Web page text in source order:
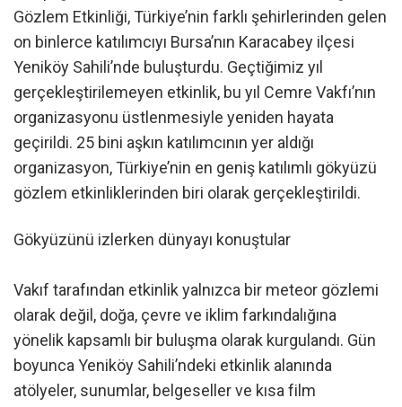
Gözlem Etkinliği, Türkiye’nin farklı şehirlerinden gelen
on binlerce katılımcıyı Bursa’nın Karacabey ilçesi
Yeniköy Sahili’nde buluşturdu. Geçtiğimiz yıl
gerçekleştirilemeyen etkinlik, bu yıl Cemre Vakfı’nın
organizasyonu üstlenmesiyle yeniden hayata
geçirildi. 25 bini aşkın katılımcının yer aldığı
organizasyon, Türkiye’nin en geniş katılımlı gökyüzü
gözlem etkinliklerinden biri olarak gerçekleştirildi.
Gökyüzünü izlerken dünyayı konuştular
Vakıf tarafından etkinlik yalnızca bir meteor gözlemi
olarak değil, doğa, çevre ve iklim farkındalığına
yönelik kapsamlı bir buluşma olarak kurgulandı. Gün
boyunca Yeniköy Sahili’ndeki etkinlik alanında
atölyeler, sunumlar, belgeseller ve kısa film